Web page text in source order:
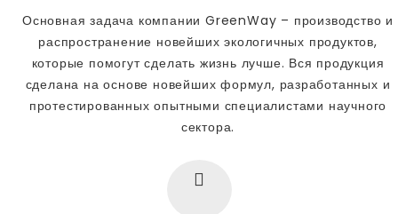
Основная задача компании GreenWay – производство и
распространение новейших экологичных продуктов,
которые помогут сделать жизнь лучше. Вся продукция
сделана на основе новейших формул, разработанных и
протестированных опытными специалистами научного
сектора.